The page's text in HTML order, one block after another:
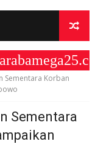
Sementara Korban
Sementara